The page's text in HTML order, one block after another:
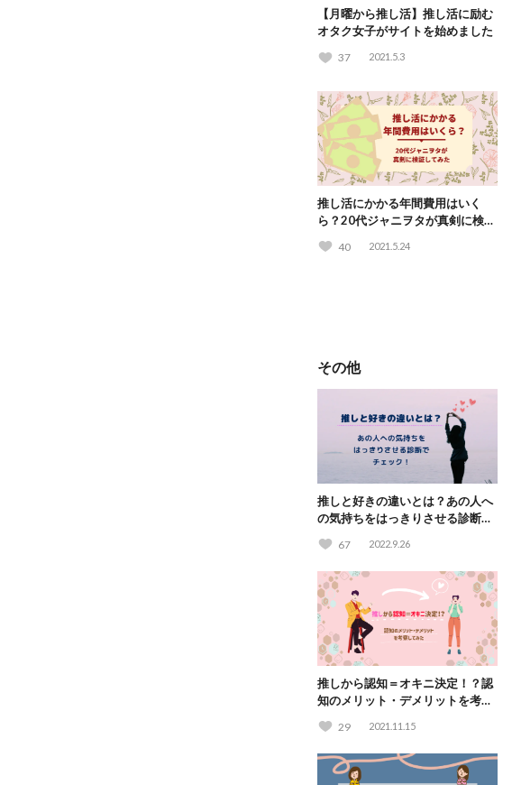
【月曜から推し活】推し活に励む
オタク女子がサイトを始めました
37 2021.5.3
推し活にかかる年間費用はいく
ら？20代ジャニヲタが真剣に検証
40 2021.5.24
その他
推しと好きの違いとは？あの人へ
の気持ちをはっきりさせる診断で
67 2022.9.26
推しから認知＝オキニ決定！？認
知のメリット・デメリットを考察
29 2021.11.15